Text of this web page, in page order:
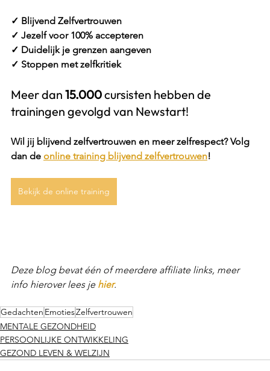
✓ Blijvend Zelfvertrouwen
✓ Jezelf voor 100% accepteren
✓ Duidelijk je grenzen aangeven
✓ Stoppen met zelfkritiek
Meer dan 15.000 cursisten hebben de
trainingen gevolgd van Newstart!
Wil jij blijvend zelfvertrouwen en meer zelfrespect? Volg
dan de online training blijvend zelfvertrouwen!
Bekijk de online training
Deze blog bevat één of meerdere affiliate links, meer
info hierover lees je hier.
Gedachten EmotiesZelfvertrouwen
MENTALE GEZONDHEID
PERSOONLIJKE ONTWIKKELING
GEZOND LEVEN & WELZIJN